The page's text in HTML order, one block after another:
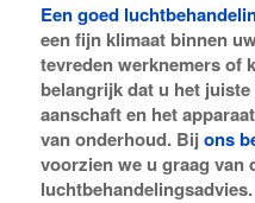
Een goed
een fijn klimaat binnen
tevreden werknemers of
belangrijk dat u het
aanschaft en het
van onderhoud. Bijons
voorzien we u graag van